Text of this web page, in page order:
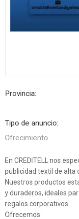
Provincia:
Tipo de anuncio:
Ofrecimiento
En CREDITELL nos
publicidad textil de alta
Nuestros productos
y duraderos, ideales
regalos corporativos.
Ofrecemos: